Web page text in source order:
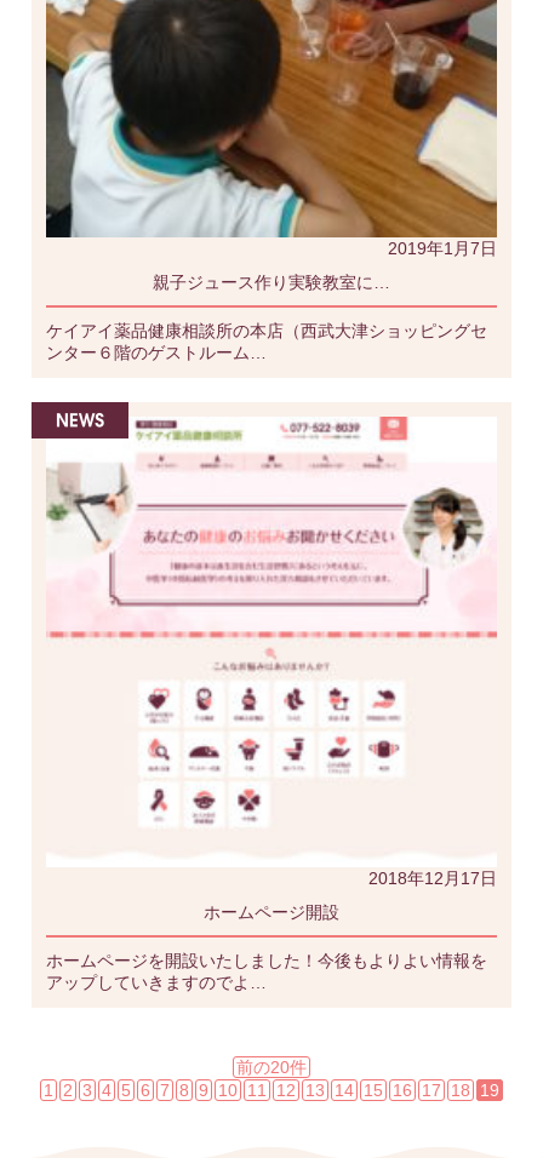
2019年1月7日
親子ジュース作り実験教室に…
ケイアイ薬品健康相談所の本店（西武大津ショッピングセ
ンター６階のゲストルーム…
2018年12月17日
ホームページ開設
ホームページを開設いたしました！今後もよりよい情報を
アップしていきますのでよ…
前の20件
1
2 3 4 5 6 7 8 9 10 11 12 13 14 15 16 17 18 19